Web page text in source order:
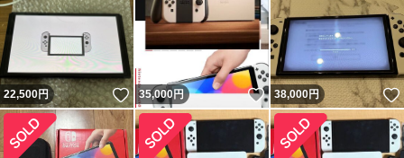
22,500円 いいね！
35,000円 いいね！
38,000円